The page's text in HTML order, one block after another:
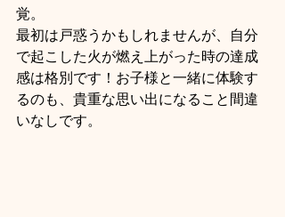
覚。
最初は戸惑うかもしれませんが、自分
で起こした火が燃え上がった時の達成
感は格別です！お子様と一緒に体験す
るのも、貴重な思い出になること間違
いなしです。